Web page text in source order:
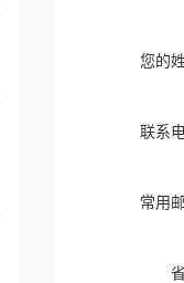
您的
联系
常用